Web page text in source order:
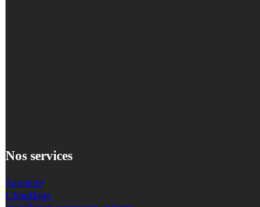
Nos services
Sanitaire
Chauffage